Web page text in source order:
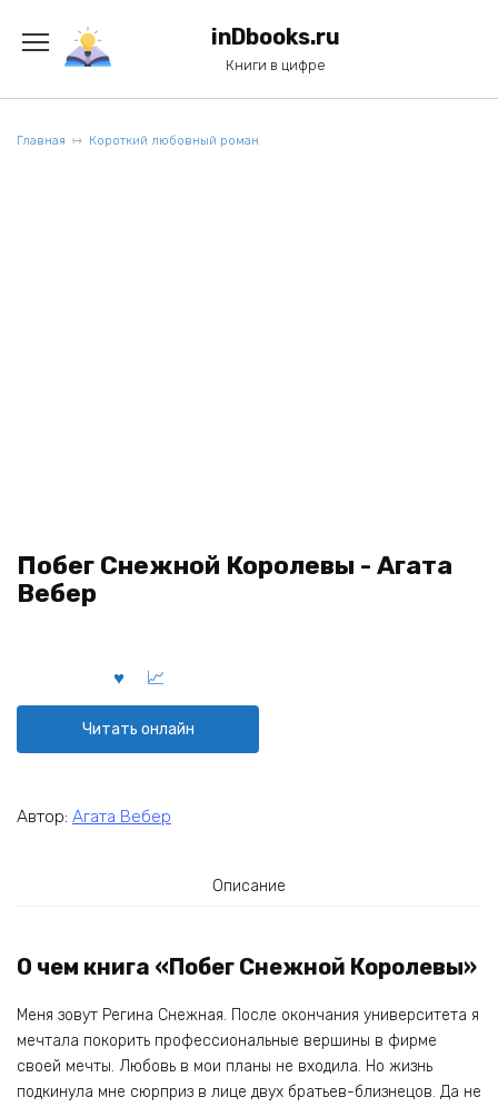
содержанию
inDbooks.ru
Книги в цифре
Главная Короткий любовный роман
Побег Снежной Королевы - Агата
Вебер
Читать онлайн
Автор: Агата Вебер
Описание
О чем книга «Побег Снежной Королевы»
Меня зовут Регина Снежная. После окончания университета я
мечтала покорить профессиональные вершины в фирме
своей мечты. Любовь в мои планы не входила. Но жизнь
подкинула мне сюрприз в лице двух братьев-близнецов. Да не